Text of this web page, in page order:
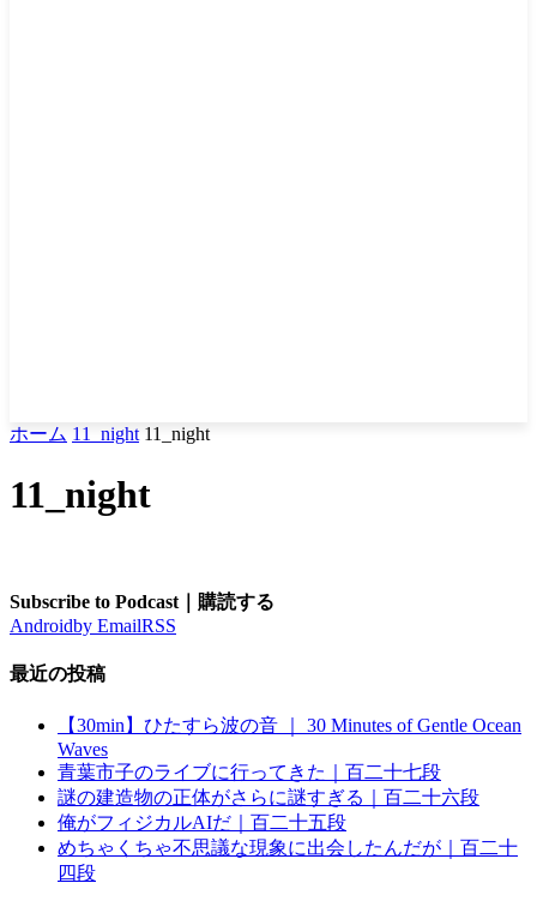
ホーム 11_night 11_night
11_night
Subscribe to Podcast｜購読する
Androidby EmailRSS
最近の投稿
【30min】ひたすら波の音 ｜ 30 Minutes of Gentle Ocean
Waves
青葉市子のライブに行ってきた｜百二十七段
謎の建造物の正体がさらに謎すぎる｜百二十六段
俺がフィジカルAIだ｜百二十五段
めちゃくちゃ不思議な現象に出会したんだが｜百二十
四段